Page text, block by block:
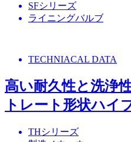
SFシリーズ
ライニングバルブ
TECHNIACAL DATA
高い耐久性と洗浄
トレート形状ハイ
THシリーズ